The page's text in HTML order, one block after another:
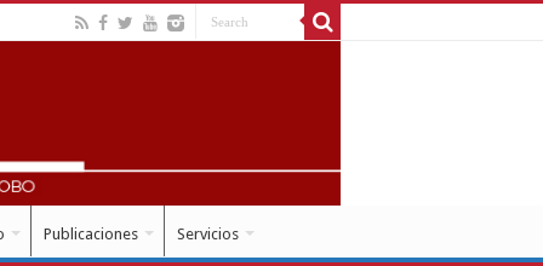
Publicaciones Servicios